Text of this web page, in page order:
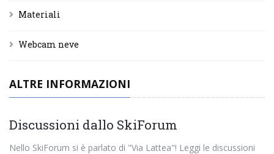
Materiali
Webcam neve
ALTRE INFORMAZIONI
Discussioni dallo SkiForum
Nello SkiForum si è parlato di "Via Lattea"! Leggi le discussioni